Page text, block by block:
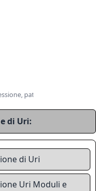
patrimoniali e
di Uri:
di Uri
Uri Moduli e